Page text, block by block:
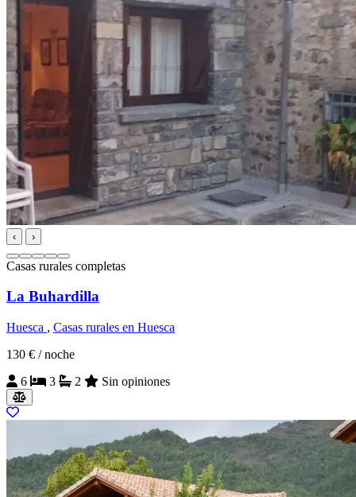
‹ ›
Casas rurales completas
La Buhardilla
Huesca , Casas rurales en Huesca
130 € / noche
6
3 2 Sin opiniones